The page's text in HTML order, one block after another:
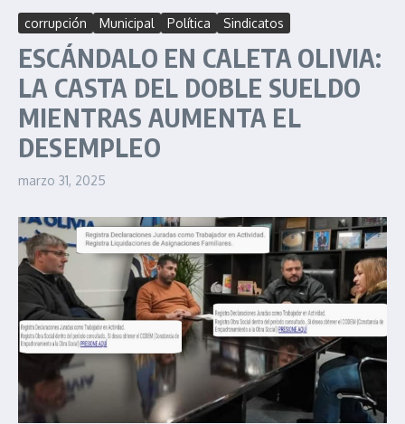
corrupción Municipal Política Sindicatos
ESCÁNDALO EN CALETA OLIVIA:
LA CASTA DEL DOBLE SUELDO
MIENTRAS AUMENTA EL
DESEMPLEO
marzo 31, 2025